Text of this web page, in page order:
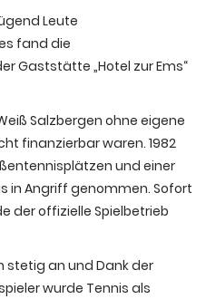
Leute
fand die
Gaststätte „Hotel zur Ems“
Salzbergen ohne eigene
finanzierbar waren. 1982
und einer
in Angriff genommen. Sofort
der offizielle Spielbetrieb
stetig an und Dank der
wurde Tennis als